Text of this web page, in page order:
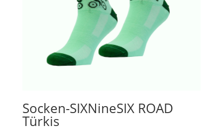
Socken-SIXNineSIX ROAD
Türkis